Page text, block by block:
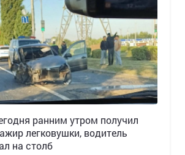
ранним утром получил
легковушки, водитель
на столб